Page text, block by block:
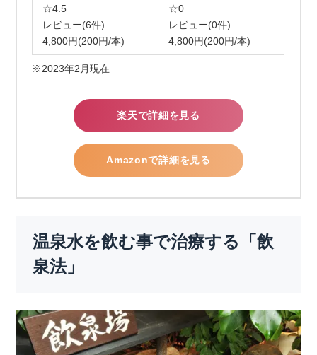
☆4.5
レビュー(6件)
4,800円(200円/本)
☆0
レビュー(0件)
4,800円(200円/本)
※2023年2月現在
楽天で詳細を見る
Amazonで詳細を見る
温泉水を飲む事で治療する「飲
泉法」